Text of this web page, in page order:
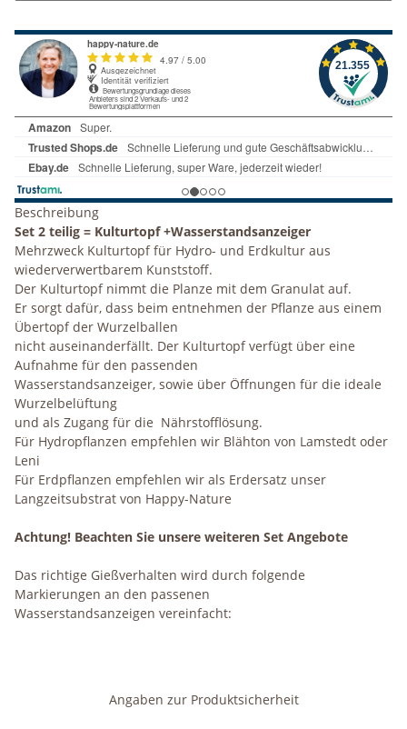
Beschreibung
Set 2 teilig = Kulturtopf +Wasserstandsanzeiger
Mehrzweck Kulturtopf für Hydro- und Erdkultur aus
wiederverwertbarem Kunststoff.
Der Kulturtopf nimmt die Planze mit dem Granulat auf.
Er sorgt dafür, dass beim entnehmen der Pflanze aus einem
Übertopf der Wurzelballen
nicht auseinanderfällt. Der Kulturtopf verfügt über eine
Aufnahme für den passenden
Wasserstandsanzeiger, sowie über Öffnungen für die ideale
Wurzelbelüftung
und als Zugang für die Nährstofflösung.
Für Hydropflanzen empfehlen wir Blähton von Lamstedt oder
Leni
Für Erdpflanzen empfehlen wir als Erdersatz unser
Langzeitsubstrat von Happy-Nature
Achtung! Beachten Sie unsere weiteren Set Angebote
Das richtige Gießverhalten wird durch folgende
Markierungen an den passenen
Wasserstandsanzeigen vereinfacht:
Angaben zur Produktsicherheit